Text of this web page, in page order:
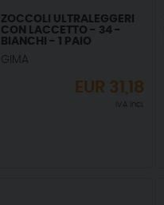
ZOCCOLI ULTRALEGGERI
CON LACCETTO - 34 -
BIANCHI - 1 PAIO
GIMA
EUR 31,18
IVA incl.